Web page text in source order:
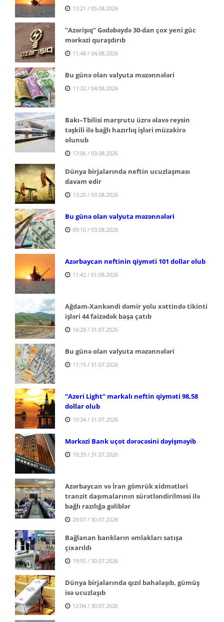
13:21 / 05.08.2026
“Azərişıq” Gədəbəydə 30-dan çox yeni güc
mərkəzi quraşdırıb
11:48 / 04.08.2026
Bu günə olan valyuta məzənnələri
11:32 / 04.08.2026
Bakı–Tbilisi marşrutu üzrə əlavə reysin
təşkili ilə bağlı hazırlıq işləri müzakirə
olunub
17:06 / 03.08.2026
Dünya birjalarında neftin ucuzlaşması
davam edir
13:20 / 03.08.2026
Bu günə olan valyuta məzənnələri
09:10 / 03.08.2026
Azərbaycan neftinin qiyməti 101 dollar olub
11:42 / 01.08.2026
Ağdam-Xankəndi dəmir yolu xəttində tikinti
işləri 44 faizədək başa çatıb
16:29 / 31.07.2026
Bu günə olan valyuta məzənnələri
11:15 / 31.07.2026
“Azeri Light” markalı neftin qiyməti 98,58
dollar olub
10:34 / 31.07.2026
Mərkəzi Bank uçot dərəcəsini dəyişməyib
10:33 / 31.07.2026
Azərbaycan və İran gömrük xidmətləri
tranzit daşımalarının sürətləndirilməsi ilə
bağlı razılığa gəliblər
20:07 / 30.07.2026
Bağlanan bankların əmlakları satışa
çıxarıldı
19:55 / 30.07.2026
Dünya birjalarında qızıl bahalaşıb, gümüş
isə ucuzlaşıb
12:04 / 30.07.2026